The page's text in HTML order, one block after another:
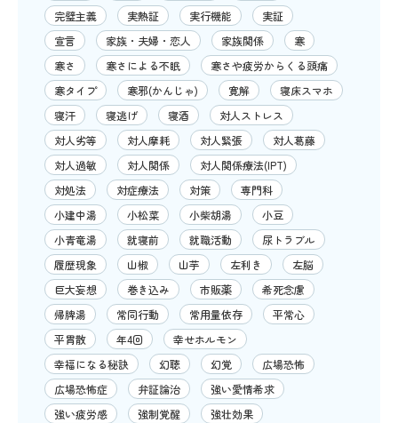
完璧主義
実熱証 実行機能
実証
宣言
家族・夫婦・恋人 家族関係
寒
寒さ
寒さによる不眠
寒さや疲労からくる頭痛
寒タイプ
寒邪(かんじゃ) 寛解
寝床スマホ
寝汗
寝逃げ 寝酒
対人ストレス
対人劣等
対人摩耗 対人緊張
対人葛藤
対人過敏
対人関係
対人関係療法(IPT)
対処法
対症療法 対策
専門科
小建中湯
小松菜 小柴胡湯
小豆
小青竜湯
就寝前 就職活動
尿トラブル
履歴現象
山椒 山芋 左利き
左脳
巨大妄想
巻き込み 市販薬
希死念慮
帰脾湯
常同行動 常用量依存
平常心
平胃散
年4回
幸せホルモン
幸福になる秘訣
幻聴 幻覚
広場恐怖
広場恐怖症
弁証論治
強い愛情希求
強い疲労感
強制覚醒
強壮効果